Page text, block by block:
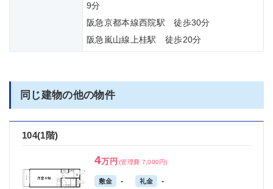
9分
阪急京都本線西院駅 徒歩30分
阪急嵐山線上桂駅 徒歩20分
同じ建物の他の物件
104(1階)
4万円 (管理費 7,000円)
敷金 - 礼金 -